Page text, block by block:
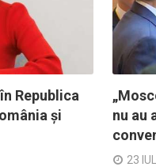
Republica
și
nu au
23 IUL